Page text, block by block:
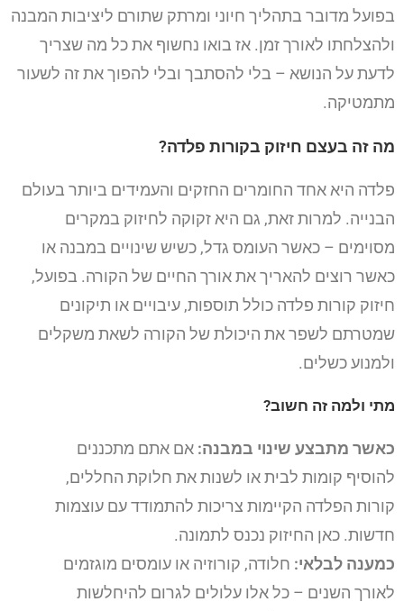
בפועל מדובר בתהליך חיוני ומרתק שתורם ליציבות המבנה
ולהצלחתו לאורך זמן. אז בואו נחשוף את כל מה שצריך
לדעת על הנושא – בלי להסתבך ובלי להפוך את זה לשעור
מתמטיקה.
מה זה בעצם חיזוק בקורות פלדה?
פלדה היא אחד החומרים החזקים והעמידים ביותר בעולם
הבנייה. למרות זאת, גם היא זקוקה לחיזוק במקרים
מסוימים – כאשר העומס גדל, כשיש שינויים במבנה או
כאשר רוצים להאריך את אורך החיים של הקורה. בפועל,
חיזוק קורות פלדה כולל תוספות, עיבויים או תיקונים
שמטרתם לשפר את היכולת של הקורה לשאת משקלים
ולמנוע כשלים.
מתי ולמה זה חשוב?
כאשר מתבצע שינוי במבנה: אם אתם מתכננים
להוסיף קומות לבית או לשנות את חלוקת החללים,
קורות הפלדה הקיימות צריכות להתמודד עם עוצמות
חדשות. כאן החיזוק נכנס לתמונה.
כמענה לבלאי: חלודה, קורוזיה או עומסים מוגזמים
לאורך השנים – כל אלו עלולים לגרום להיחלשות